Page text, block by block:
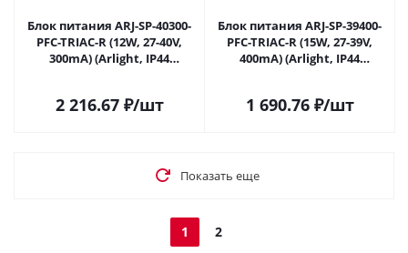
Блок питания ARJ-SP-40300-
PFC-TRIAC-R (12W, 27-40V,
300mA) (Arlight, IP44
2 216.67₽/шт
Блок питания ARJ-SP-39400-
PFC-TRIAC-R (15W, 27-39V,
400mA) (Arlight, IP44
1 690.76₽/шт
Показать еще
1 2